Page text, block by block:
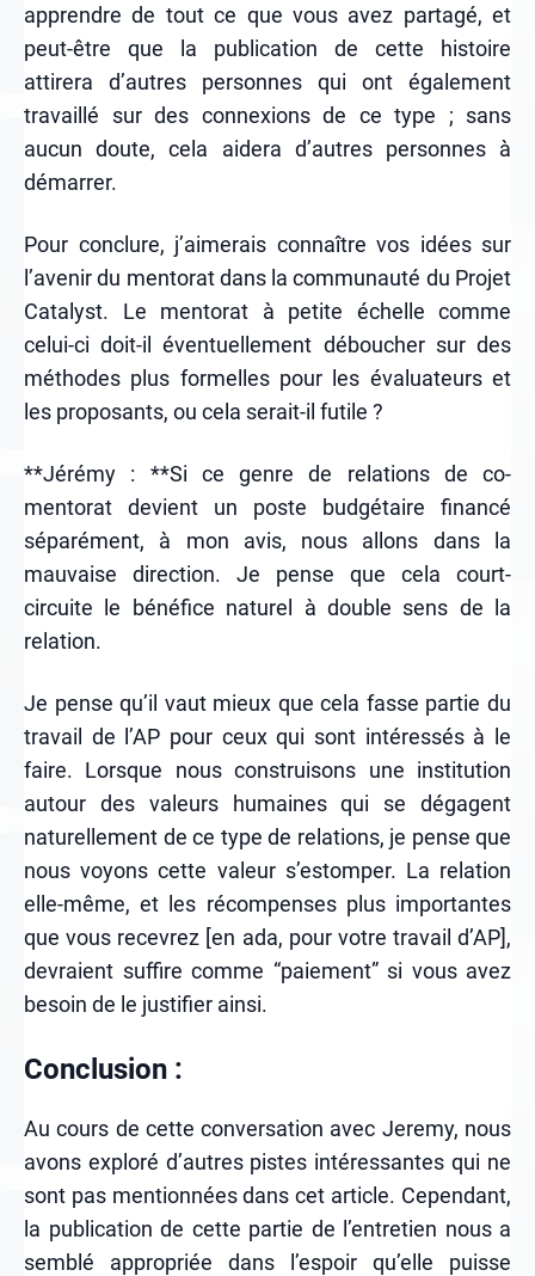
apprendre de tout ce que vous avez partagé, et
peut-être que la publication de cette histoire
attirera d’autres personnes qui ont également
travaillé sur des connexions de ce type ; sans
aucun doute, cela aidera d’autres personnes à
démarrer.
Pour conclure, j’aimerais connaître vos idées sur
l’avenir du mentorat dans la communauté du Projet
Catalyst. Le mentorat à petite échelle comme
celui-ci doit-il éventuellement déboucher sur des
méthodes plus formelles pour les évaluateurs et
les proposants, ou cela serait-il futile ?
**Jérémy : **Si ce genre de relations de co-
mentorat devient un poste budgétaire financé
séparément, à mon avis, nous allons dans la
mauvaise direction. Je pense que cela court-
circuite le bénéfice naturel à double sens de la
relation.
Je pense qu’il vaut mieux que cela fasse partie du
travail de l’AP pour ceux qui sont intéressés à le
faire. Lorsque nous construisons une institution
autour des valeurs humaines qui se dégagent
naturellement de ce type de relations, je pense que
nous voyons cette valeur s’estomper. La relation
elle-même, et les récompenses plus importantes
que vous recevrez [en ada, pour votre travail d’AP],
devraient suffire comme “paiement” si vous avez
besoin de le justifier ainsi.
Conclusion :
Au cours de cette conversation avec Jeremy, nous
avons exploré d’autres pistes intéressantes qui ne
sont pas mentionnées dans cet article. Cependant,
la publication de cette partie de l’entretien nous a
semblé appropriée dans l’espoir qu’elle puisse